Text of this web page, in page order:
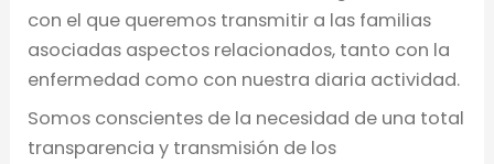
con el que queremos transmitir a las familias
asociadas aspectos relacionados, tanto con la
enfermedad como con nuestra diaria actividad.
Somos conscientes de la necesidad de una total
transparencia y transmisión de los